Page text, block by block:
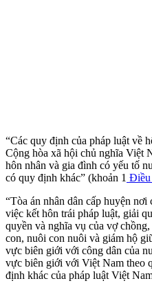
“Các quy định của pháp luật về
Cộng hòa xã hội chủ nghĩa Việt
hôn nhân và gia đình có yếu tố
có quy định khác” (khoản 1 Điều
“Tòa án nhân dân cấp huyện
việc kết hôn trái pháp luật, giải
quyền và nghĩa vụ của vợ
con, nuôi con nuôi và giám hộ
vực biên giới với công dân của
vực biên giới với Việt Nam theo
định khác của pháp luật Việt